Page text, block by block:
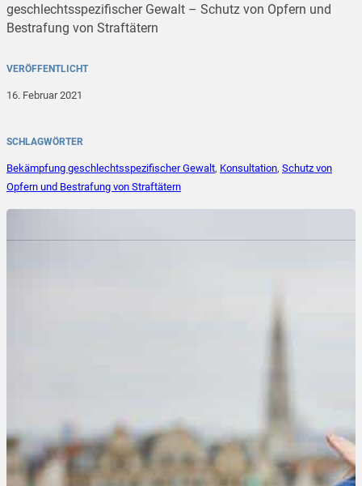
geschlechtsspezifischer Gewalt – Schutz von Opfern und
Bestrafung von Straftätern
VERÖFFENTLICHT
16. Februar 2021
SCHLAGWÖRTER
Bekämpfung geschlechtsspezifischer Gewalt, Konsultation, Schutz von
Opfern und Bestrafung von Straftätern